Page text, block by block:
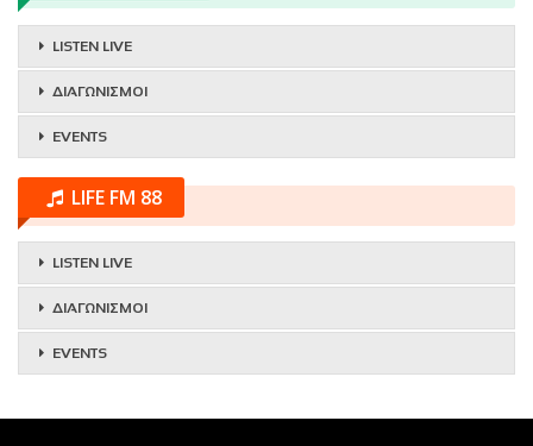
LISTEN LIVE
ΔΙΑΓΩΝΙΣΜΟΙ
EVENTS
LIFE FM 88
LISTEN LIVE
ΔΙΑΓΩΝΙΣΜΟΙ
EVENTS